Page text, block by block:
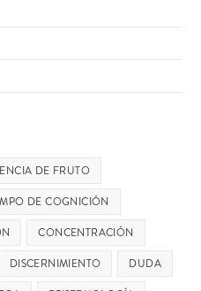
DE FRUTO
DE COGNICIÓN
CONCENTRACIÓN
DISCERNIMIENTO
DUDA